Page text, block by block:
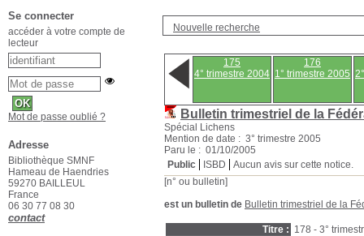
Nouvelle recherche
175
4° trimestre 2004
176
1° trimestre 2005
Bulletin trimestriel de la
Spécial Lichens
Mention de date : 3° trimestre 2005
Paru le : 01/10/2005
Public
ISBD
Aucun avis sur cette notice.
[n° ou bulletin]
est un bulletin de Bulletin trimestriel de la
Titre : 178 - 3°
Se connecter
accéder à votre compte de
lecteur
Mot de passe oublié ?
Adresse
Bibliothèque SMNF
Hameau de Haendries
59270 BAILLEUL
France
06 30 77 08 30
contact